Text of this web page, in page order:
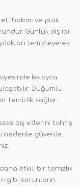
bakımı ve plak
Günlük diş ipi
plakları temizleyerek
kolayca
Düğümlü
temizlik sağlar.
diş etlerini tahriş
nedenle güvenle
daha etkili bir temizlik
gibi sorunların